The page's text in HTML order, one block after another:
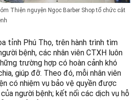
Thiện nguyện Ngọc Barber Shop tổ chức cắt
tỉnh Phú Thọ, trên hành trình tìm
bệnh, các nhân viên CTXH luôn
trường hợp có hoàn cảnh khó
giúp đỡ. Theo đó, mỗi nhân viên
có nhiệm vụ bảo vệ quyền được
người bệnh; kết nối các dịch vụ hỗ